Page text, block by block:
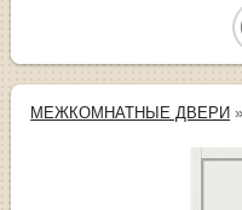
МЕЖКОМНАТНЫЕ ДВЕРИ »